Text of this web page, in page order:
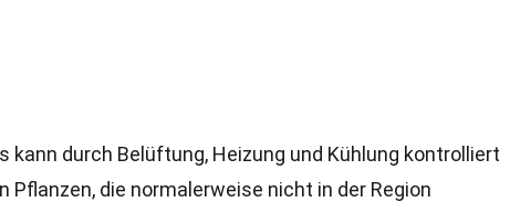
kann durch Belüftung, Heizung und Kühlung kontrolliert
Pflanzen, die normalerweise nicht in der Region